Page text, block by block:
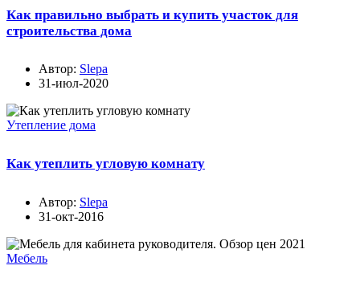
Как правильно выбрать и купить участок для
строительства дома
Автор: Slepa
31-июл-2020
Утепление дома
Как утеплить угловую комнату
Автор: Slepa
31-окт-2016
Мебель